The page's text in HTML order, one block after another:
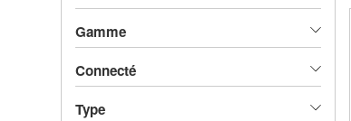
Gamme
Connecté
Type